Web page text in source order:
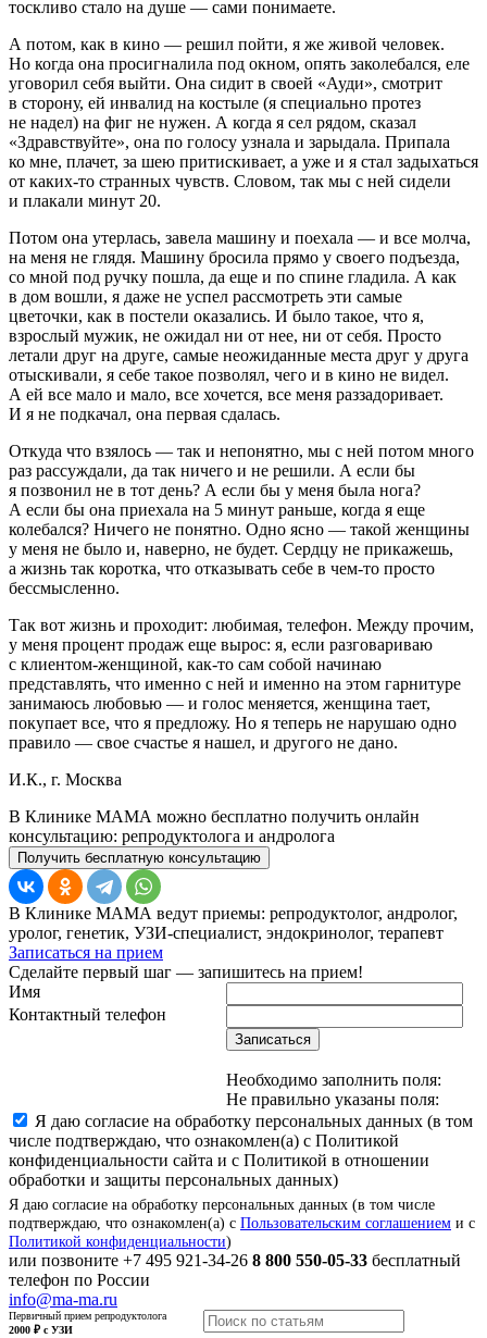
тоскливо стало на душе — сами понимаете.
А потом, как в кино — решил пойти, я же живой человек.
Но когда она просигналила под окном, опять заколебался, еле
уговорил себя выйти. Она сидит в своей «Ауди», смотрит
в сторону, ей инвалид на костыле (я специально протез
не надел) на фиг не нужен. А когда я сел рядом, сказал
«Здравствуйте», она по голосу узнала и зарыдала. Припала
ко мне, плачет, за шею притискивает, а уже и я стал задыхаться
от каких-то странных чувств. Словом, так мы с ней сидели
и плакали минут 20.
Потом она утерлась, завела машину и поехала — и все молча,
на меня не глядя. Машину бросила прямо у своего подъезда,
со мной под ручку пошла, да еще и по спине гладила. А как
в дом вошли, я даже не успел рассмотреть эти самые
цветочки, как в постели оказались. И было такое, что я,
взрослый мужик, не ожидал ни от нее, ни от себя. Просто
летали друг на друге, самые неожиданные места друг у друга
отыскивали, я себе такое позволял, чего и в кино не видел.
А ей все мало и мало, все хочется, все меня раззадоривает.
И я не подкачал, она первая сдалась.
Откуда что взялось — так и непонятно, мы с ней потом много
раз рассуждали, да так ничего и не решили. А если бы
я позвонил не в тот день? А если бы у меня была нога?
А если бы она приехала на 5 минут раньше, когда я еще
колебался? Ничего не понятно. Одно ясно — такой женщины
у меня не было и, наверно, не будет. Сердцу не прикажешь,
а жизнь так коротка, что отказывать себе в чем-то просто
бессмысленно.
Так вот жизнь и проходит: любимая, телефон. Между прочим,
у меня процент продаж еще вырос: я, если разговариваю
с клиентом-женщиной, как-то сам собой начинаю
представлять, что именно с ней и именно на этом гарнитуре
занимаюсь любовью — и голос меняется, женщина тает,
покупает все, что я предложу. Но я теперь не нарушаю одно
правило — свое счастье я нашел, и другого не дано.
И.К., г. Москва
В Клинике МАМА можно бесплатно получить онлайн
консультацию: репродуктолога и андролога
Получить бесплатную консультацию
В Клинике МАМА ведут приемы: репродуктолог, андролог,
уролог, генетик, УЗИ-специалист, эндокринолог, терапевт
Записаться на прием
Сделайте первый шаг — запишитесь на прием!
Имя
Контактный телефон
Записаться
Необходимо заполнить поля:
Не правильно указаны поля:
Я даю согласие на обработку персональных данных (в том
числе подтверждаю, что ознакомлен(а) с Политикой
конфиденциальности сайта и с Политикой в отношении
обработки и защиты персональных данных)
Я даю согласие на обработку персональных данных (в том числе
подтверждаю, что ознакомлен(а) с Пользовательским соглашением и с
Политикой конфиденциальности)
или позвоните +7 495 921-34-26 8 800 550-05-33 бесплатный
телефон по России
info@ma-ma.ru
Первичный прием репродуктолога
2000 ₽ с УЗИ